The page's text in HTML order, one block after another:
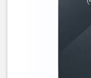
Dell Vostro
bền bỉ, ổn